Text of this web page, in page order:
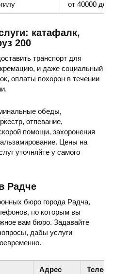
от 40000 до
катафалк,
200
транспорт для
кремацию, и даже социальный
оплаты похорон в течении
обеды,
отпевание,
помощи, захоронения
Цены на
уточняйте у самого
Радче
бюро города Радча,
по которым вы
вам бюро. Задавайте
дабы услуги
Адрес